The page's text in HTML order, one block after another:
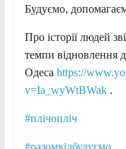
Будуємо,
Про історії людей
темпи відновлення
Одеса https://
v=Ia_wyWtBWak.
#плічопліч
#разомвідбудуємо